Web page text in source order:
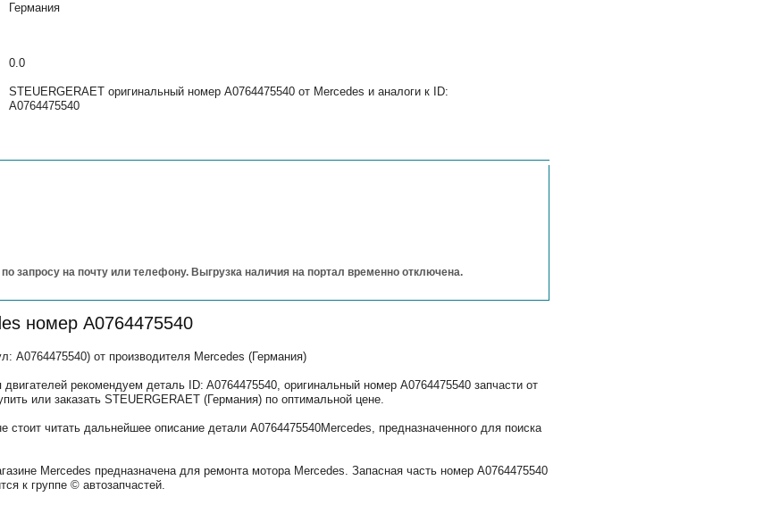
Германия
0.0
STEUERGERAET оригинальный номер A0764475540 от Mercedes и аналоги к ID:
A0764475540
запросу на почту или телефону. Выгрузка наличия на портал временно отключена.
номер A0764475540
A0764475540) от производителя Mercedes (Германия)
рекомендуем деталь ID: A0764475540, оригинальный номер A0764475540 запчасти от
или заказать STEUERGERAET (Германия) по оптимальной цене.
читать дальнейшее описание детали A0764475540Mercedes, предназначенного для поиска
Mercedes предназначена для ремонта мотора Mercedes. Запасная часть номер A0764475540
к группе © автозапчастей.